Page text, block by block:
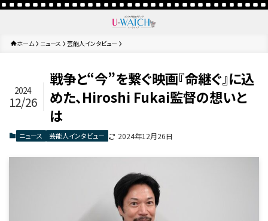
ホーム ニュース 芸能人インタビュー
戦争と“今”を繋ぐ映画『命継ぐ』に込
めた、Hiroshi Fukai監督の想いと
は
2024
12/26
ニュース 芸能人インタビュー 2024年12月26日